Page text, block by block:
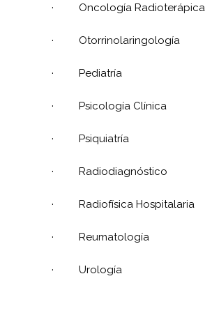
· Oncología Radioterápica
· Otorrinolaringología
· Pediatría
· Psicología Clínica
· Psiquiatría
· Radiodiagnóstico
· Radiofísica Hospitalaria
· Reumatología
· Urología